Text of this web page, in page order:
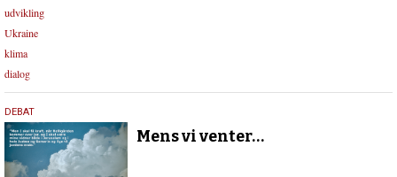
udvikling
Ukraine
klima
dialog
13.
maj
2026
DEBAT
Mens vi venter…